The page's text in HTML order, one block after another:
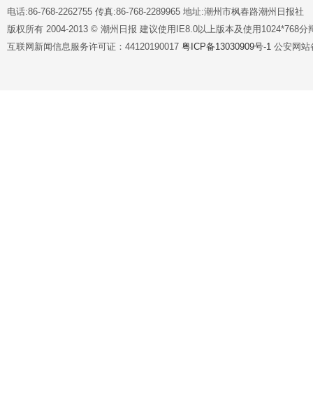
电话:86-768-2262755 传真:86-768-2289965 地址:潮州市枫春路潮州日报社
版权所有 2004-2013 © 潮州日报 建议使用IE8.0以上版本及使用1024*768分
互联网新闻信息服务许可证：44120190017 粤ICP备13030909号-1 公安网站